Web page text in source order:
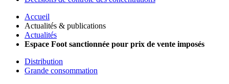
Accueil
Actualités & publications
Actualités
Espace Foot sanctionnée pour prix de vente imposés
Distribution
Grande consommation